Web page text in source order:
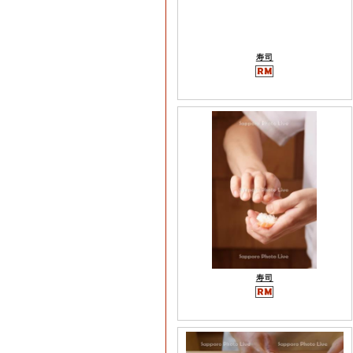
寿司
寿司